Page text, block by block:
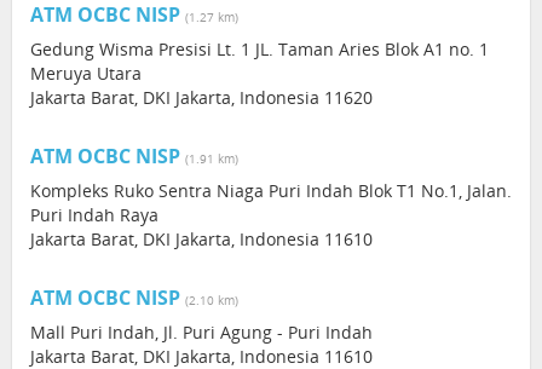
ATM OCBC NISP (1.27 km)
Gedung Wisma Presisi Lt. 1 JL. Taman Aries Blok A1 no. 1
Meruya Utara
Jakarta Barat, DKI Jakarta, Indonesia 11620
ATM OCBC NISP (1.91 km)
Kompleks Ruko Sentra Niaga Puri Indah Blok T1 No.1, Jalan.
Puri Indah Raya
Jakarta Barat, DKI Jakarta, Indonesia 11610
ATM OCBC NISP (2.10 km)
Mall Puri Indah, Jl. Puri Agung - Puri Indah
Jakarta Barat, DKI Jakarta, Indonesia 11610